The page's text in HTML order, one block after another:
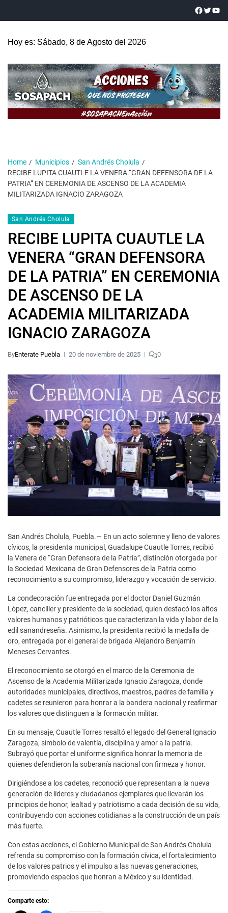
Hoy es: Sábado, 8 de Agosto del 2026
Home Municipios
San Andrés Cholula
RECIBE LUPITA CUAUTLE LA VENERA “GRAN DEFENSORA DE LA
PATRIA” EN CEREMONIA DE ASCENSO DE LA ACADEMIA
MILITARIZADA IGNACIO ZARAGOZA
San Andrés Cholula
RECIBE LUPITA CUAUTLE LA
VENERA “GRAN DEFENSORA
DE LA PATRIA” EN CEREMONIA
DE ASCENSO DE LA
ACADEMIA MILITARIZADA
IGNACIO ZARAGOZA
ByEnterate Puebla 20 de noviembre de 2025 0
San Andrés Cholula, Puebla.— En un acto solemne y lleno de valores
cívicos, la presidenta municipal, Guadalupe Cuautle Torres, recibió
la Venera de “Gran Defensora de la Patria”, distinción otorgada por
la Sociedad Mexicana de Gran Defensores de la Patria como
reconocimiento a su compromiso, liderazgo y vocación de servicio.
La condecoración fue entregada por el doctor Daniel Guzmán
López, canciller y presidente de la sociedad, quien destacó los altos
valores humanos y patrióticos que caracterizan la vida y labor de la
edil sanandreseña. Asimismo, la presidenta recibió la medalla de
oro, entregada por el general de brigada Alejandro Benjamín
Meneses Cervantes.
El reconocimiento se otorgó en el marco de la Ceremonia de
Ascenso de la Academia Militarizada Ignacio Zaragoza, donde
autoridades municipales, directivos, maestros, padres de familia y
cadetes se reunieron para honrar a la bandera nacional y reafirmar
los valores que distinguen a la formación militar.
En su mensaje, Cuautle Torres resaltó el legado del General Ignacio
Zaragoza, símbolo de valentía, disciplina y amor a la patria.
Subrayó que portar el uniforme significa honrar la memoria de
quienes defendieron la soberanía nacional con firmeza y honor.
Dirigiéndose a los cadetes, reconoció que representan a la nueva
generación de líderes y ciudadanos ejemplares que llevarán los
principios de honor, lealtad y patriotismo a cada decisión de su vida,
contribuyendo con acciones cotidianas a la construcción de un país
más fuerte.
Con estas acciones, el Gobierno Municipal de San Andrés Cholula
refrenda su compromiso con la formación cívica, el fortalecimiento
de los valores patrios y el impulso a las nuevas generaciones,
promoviendo espacios que honran a México y su identidad.
Comparte esto: